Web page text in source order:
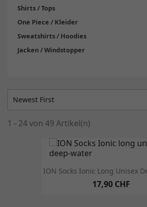
Shirts / Tops
One Piece / Kleider
Sweatshirts / Hoodies
Jacken / Windstopper
Newest First
1 - 24 von 49 Artikel(n)
ION Socks Ionic Long Unisex
17,90 CHF